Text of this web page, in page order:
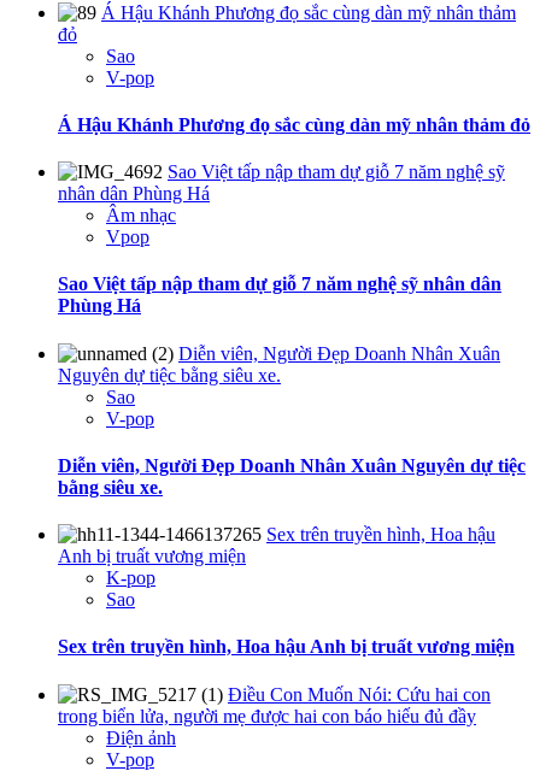
Á Hậu Khánh Phương đọ sắc cùng dàn mỹ nhân thảm
đỏ
Sao
V-pop
Á Hậu Khánh Phương đọ sắc cùng dàn mỹ nhân thảm đỏ
Sao Việt tấp nập tham dự giỗ 7 năm nghệ sỹ
nhân dân Phùng Há
Âm nhạc
Vpop
Sao Việt tấp nập tham dự giỗ 7 năm nghệ sỹ nhân dân
Phùng Há
Diễn viên, Người Đẹp Doanh Nhân Xuân
Nguyên dự tiệc bằng siêu xe.
Sao
V-pop
Diễn viên, Người Đẹp Doanh Nhân Xuân Nguyên dự tiệc
bằng siêu xe.
Sex trên truyền hình, Hoa hậu
Anh bị truất vương miện
K-pop
Sao
Sex trên truyền hình, Hoa hậu Anh bị truất vương miện
Điều Con Muốn Nói: Cứu hai con
trong biển lửa, người mẹ được hai con báo hiếu đủ đầy
Điện ảnh
V-pop